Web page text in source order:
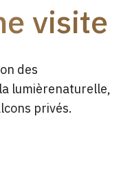
visite
des
lumièrenaturelle,
privés.